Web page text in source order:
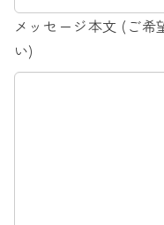
メッセージ本文 (ご希
い)